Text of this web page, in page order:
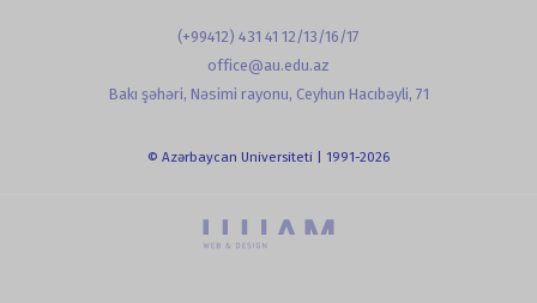
(+99412) 431 41 12/13/16/17
office@au.edu.az
Bakı şəhəri, Nəsimi rayonu, Ceyhun Hacıbəyli, 71
© Azərbaycan Universiteti | 1991-2026
powered by